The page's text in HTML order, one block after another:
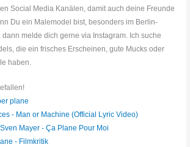
Social Media Kanälen, damit auch deine Freunde
Du ein Malemodel bist, besonders im Berlin-
melde dich gerne via Instagram. Ich suche
die ein frisches Erscheinen, gute Mucks oder
haben.
plane
- Man or Machine (Official Lyric Video)
Mayer - Ça Plane Pour Moi
- Filmkritik